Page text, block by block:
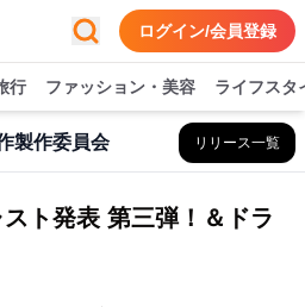
ログイン/会員登録
行 ファッション・美容 ライフスタ
製作委員会 リリース一覧
スト発表 第三弾！＆ドラ